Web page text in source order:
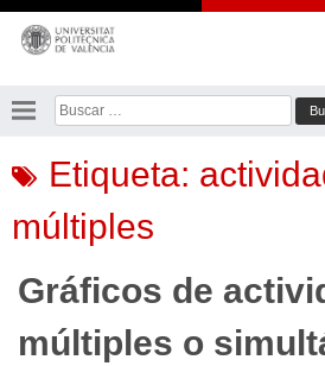
Saltar
contenido
Buscar:
Etiqueta:
múltiples
Gráficos de
múltiples o